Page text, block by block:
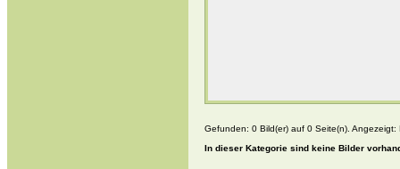
Gefunden: 0 Bild(er) auf 0 Seite(n). Angezeigt:
In dieser Kategorie sind keine Bilder